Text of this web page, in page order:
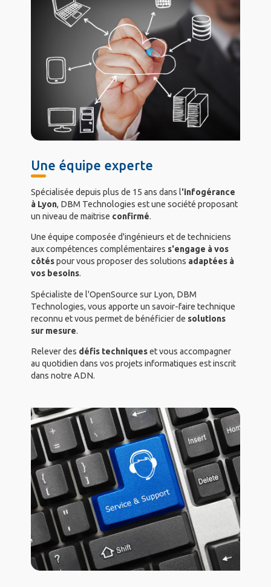
Une équipe experte
Spécialisée depuis plus de 15 ans dans l'infogérance
à Lyon, DBM Technologies est une société proposant
un niveau de maitrise confirmé.
Une équipe composée d'ingénieurs et de techniciens
aux compétences complémentaires s'engage à vos
côtéspour vous proposer des solutions adaptées à
vos besoins.
Spécialiste de l'OpenSource sur Lyon, DBM
Technologies, vous apporte un savoir-faire technique
reconnu et vous permet de bénéficier de solutions
sur mesure.
Relever des défis techniqueset vous accompagner
au quotidien dans vos projets informatiques est inscrit
dans notre ADN.